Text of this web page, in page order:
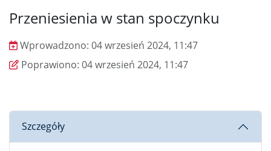
Przeniesienia w stan spoczynku
Wprowadzono
Wprowadzono: 04 wrzesień 2024, 11:47
Poprawiono
Poprawiono: 04 wrzesień 2024, 11:47
Szczegóły